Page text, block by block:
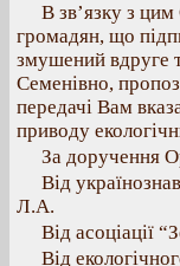
В зв’язку з цим
громадян, що
змушений вдруге
Семенівно,
передачі Вам
приводу
За доручення
Від
Л.А.
Від асоціації
Від